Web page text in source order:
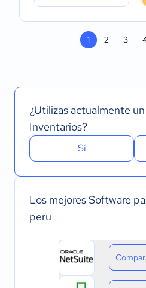
1 2 3
¿Utilizas actualmente
Inventarios?
Sí
Los mejores Software
peru